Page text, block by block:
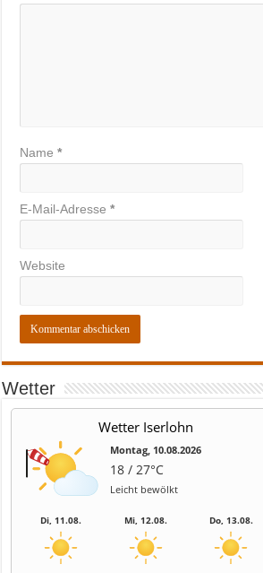
Name*
E-Mail-Adresse*
Website
Wetter
Wetter Iserlohn
Montag, 10.08.2026
18 / 27°C
Leicht bewölkt
Di, 11.08. Mi, 12.08. Do, 13.08.